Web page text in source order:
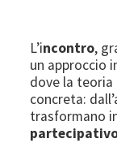
L’incontro,
un approccio
dove la teoria
concreta:
trasformano